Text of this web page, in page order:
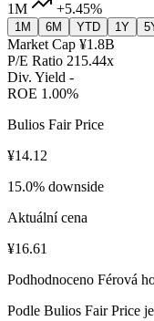
1M
+5.45%
1M 6M YTD 1Y
Market Cap ¥1.8B
P/E Ratio 215.44x
Div. Yield -
ROE 1.00%
Bulios Fair Price
¥14.12
15.0% downside
Aktuální cena
¥16.61
Podhodnoceno Férová
Podle Bulios Fair Price